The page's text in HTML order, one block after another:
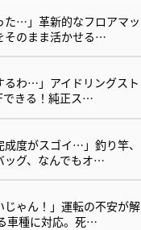
た…」革新的なフロアマッ
そのまま活かせる…
るわ…」アイドリングスト
できる！純正ス…
度がスゴイ…」釣り竿、
ッグ、なんでもオ…
じゃん！」運転の不安が解
車種に対応。死…